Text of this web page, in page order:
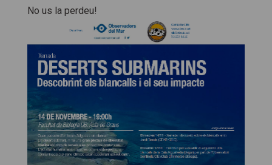
No us la perdeu!